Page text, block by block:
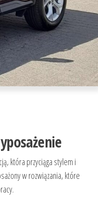
która przyciąga stylem i
w rozwiązania, które